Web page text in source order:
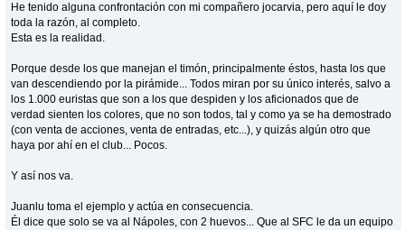
He tenido alguna confrontación con mi compañero jocarvia, pero aquí le doy
toda la razón, al completo.
Esta es la realidad.
Porque desde los que manejan el timón, principalmente éstos, hasta los que
van descendiendo por la pirámide... Todos miran por su único interés, salvo a
los 1.000 euristas que son a los que despiden y los aficionados que de
verdad sienten los colores, que no son todos, tal y como ya se ha demostrado
(con venta de acciones, venta de entradas, etc...), y quizás algún otro que
haya por ahí en el club... Pocos.
Y así nos va.
Juanlu toma el ejemplo y actúa en consecuencia.
Él dice que solo se va al Nápoles, con 2 huevos... Que al SFC le da un equipo